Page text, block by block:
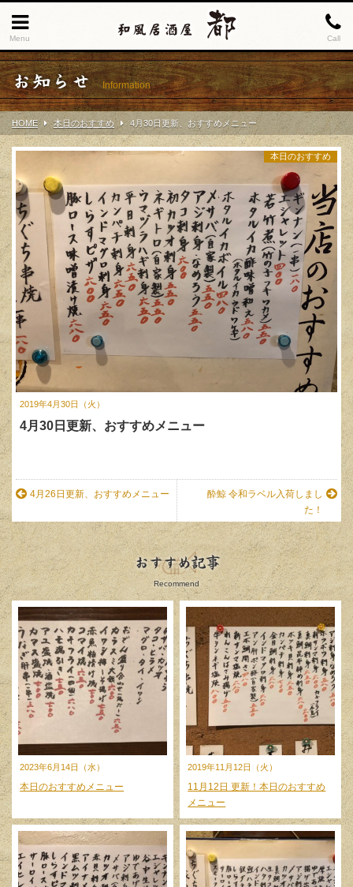
Menu Call
お知らせ Information
HOME 本日のおすすめ 4月30日更新、おすすめメニュー
2019年4月30日（火）
本日のおすすめ
4月30日更新、おすすめメニュー
4月26日更新、おすすめメニュー
酔鯨 令和ラベル入荷しまし
た！
おすすめ記事
Recommend
2023年6月14日（水）
本日のおすすめメニュー
2019年11月12日（火）
11月12日 更新！本日のおすすめ
メニュー